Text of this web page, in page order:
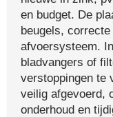
en budget. De
beugels,
afvoersysteem.
bladvangers of
verstoppingen te
veilig afgevoerd,
onderhoud en